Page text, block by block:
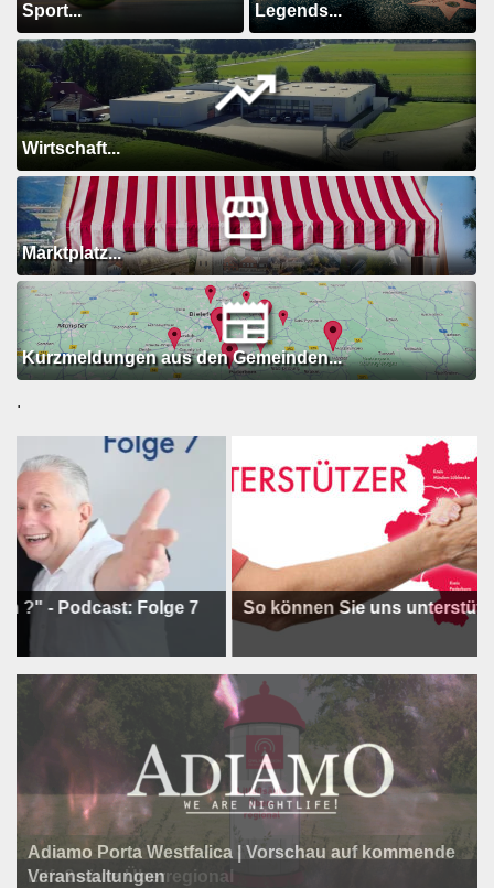
Sport... Legends...
Wirtschaft...
Marktplatz...
Kurzmeldungen aus den Gemeinden...
.
Podcast: Folge 7 So können Sie uns unterstützen !
Programm der Komödie am Klosterplatz.
Litfaßsäule Überregional
Adiamo Porta Westfalica | Vorschau auf kommende
Veranstaltungen
Litfaßsäule Überregional
Litfaßsäule Überregional